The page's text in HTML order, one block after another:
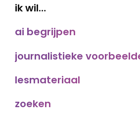
ik wil…
ai begrijpen
journalistieke
lesmateriaal
zoeken